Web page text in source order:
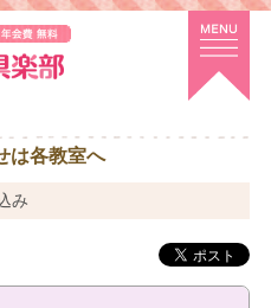
は各教室へ
み